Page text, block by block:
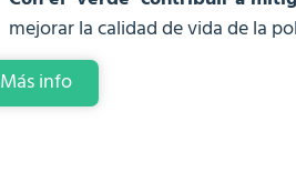
mejorar la calidad de vida de la
Más info